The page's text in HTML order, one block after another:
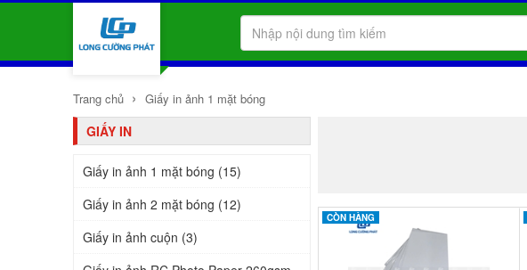
Trang chủ › Giấy in ảnh 1 mặt bóng
CÒN HÀNG
GIẤY IN
Giấy in ảnh 1 mặt bóng (15)
Giấy in ảnh 2 mặt bóng (12)
Giấy in ảnh cuộn (3)